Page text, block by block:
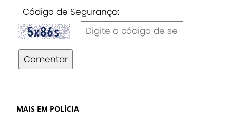
Código de Segurança:
Comentar
MAIS EM POLÍCIA